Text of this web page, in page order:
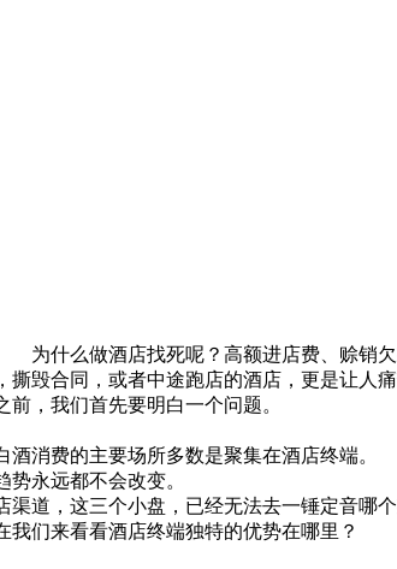
为什么做酒店找死呢？高额进店费、赊销欠
毁合同，或者中途跑店的酒店，更是让人
，我们首先要明白一个问题。
消费的主要场所多数是聚集在酒店终端。
永远都不会改变。
，这三个小盘，已经无法去一锤定音哪
们来看看酒店终端独特的优势在哪里？